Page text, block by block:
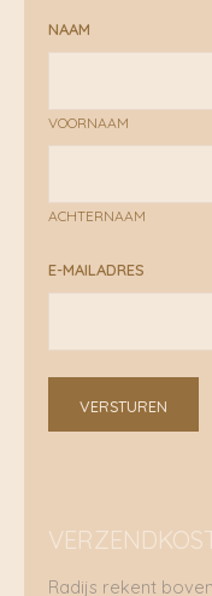
NAAM
VOORNAAM
ACHTERNAAM
E-MAILADRES
VERSTUREN
Radijs rekent